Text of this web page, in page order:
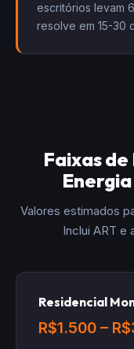
escritórios levam
resolve em 15-30
Faixas
Valores estimados
Inclui ART e
Residencial
R$1.500 –